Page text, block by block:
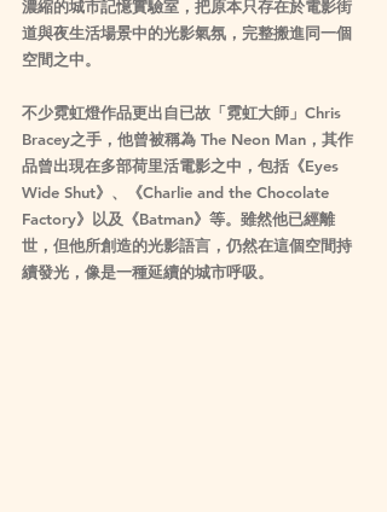
濃縮的城市記憶實驗室，把原本只存在於電影街
道與夜生活場景中的光影氣氛，完整搬進同一個
空間之中。
不少霓虹燈作品更出自已故「霓虹大師」Chris
Bracey之手，他曾被稱為 The Neon Man，其作
品曾出現在多部荷里活電影之中，包括《Eyes
Wide Shut》、《Charlie and the Chocolate
Factory》以及《Batman》等。雖然他已經離
世，但他所創造的光影語言，仍然在這個空間持
續發光，像是一種延續的城市呼吸。